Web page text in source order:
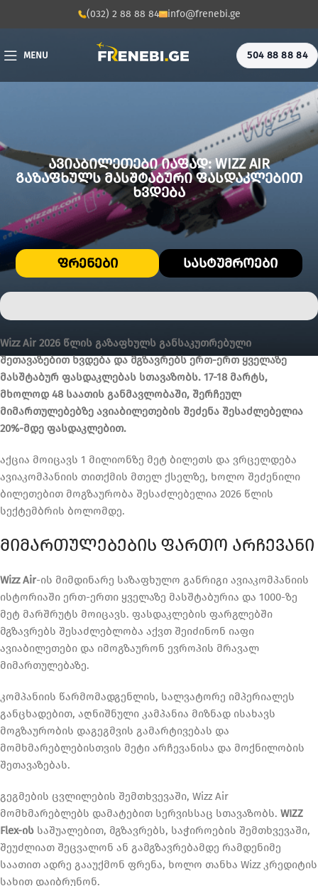
(032) 2 88 88 84 info@frenebi.ge
MENU 504 88 88 84
ᲐᲕᲘᲐᲑᲘᲚᲔᲗᲔᲑᲘ ᲘᲐᲤᲐᲓ: WIZZ AIR
ᲒᲐᲖᲐᲤᲮᲣᲚᲡ ᲛᲐᲡᲨᲢᲐᲑᲣᲠᲘ ᲤᲐᲡᲓᲐᲙᲚᲔᲑᲘᲗ
ᲮᲕᲓᲔᲑᲐ
ᲤᲠᲔᲜᲔᲑᲘ ᲡᲐᲡᲢᲣᲛᲠᲝᲔᲑᲘ
Wizz Air 2026 წლის გაზაფხულს განსაკუთრებული
შეთავაზებით ხვდება და მგზავრებს ერთ-ერთ ყველაზე
მასშტაბურ ფასდაკლებას სთავაზობს. 17-18 მარტს,
მხოლოდ 48 საათის განმავლობაში, შერჩეულ
მიმართულებებზე ავიაბილეთების შეძენა შესაძლებელია
20%-მდე ფასდაკლებით.
აქცია მოიცავს 1 მილიონზე მეტ ბილეთს და ვრცელდება
ავიაკომპანიის თითქმის მთელ ქსელზე, ხოლო შეძენილი
ბილეთებით მოგზაურობა შესაძლებელია 2026 წლის
სექტემბრის ბოლომდე.
ᲛᲘᲛᲐᲠᲗᲣᲚᲔᲑᲔᲑᲘᲡ ᲤᲐᲠᲗᲝ ᲐᲠᲩᲔᲕᲐᲜᲘ
Wizz Air-ის მიმდინარე საზაფხულო განრიგი ავიაკომპანიის
ისტორიაში ერთ-ერთი ყველაზე მასშტაბურია და 1000-ზე
მეტ მარშრუტს მოიცავს. ფასდაკლების ფარგლებში
მგზავრებს შესაძლებლობა აქვთ შეიძინონ იაფი
ავიაბილეთები და იმოგზაურონ ევროპის მრავალ
მიმართულებაზე.
კომპანიის წარმომადგენლის, სალვატორე იმპერიალეს
განცხადებით, აღნიშნული კამპანია მიზნად ისახავს
მოგზაურობის დაგეგმვის გამარტივებას და
მომხმარებლებისთვის მეტი არჩევანისა და მოქნილობის
შეთავაზებას.
გეგმების ცვლილების შემთხვევაში, Wizz Air
მომხმარებლებს დამატებით სერვისსაც სთავაზობს. WIZZ
Flex-ის საშუალებით, მგზავრებს, საჭიროების შემთხვევაში,
შეუძლიათ შეცვალონ ან გამგზავრებამდე რამდენიმე
საათით ადრე გააუქმონ ფრენა, ხოლო თანხა Wizz კრედიტის
სახით დაიბრუნონ.